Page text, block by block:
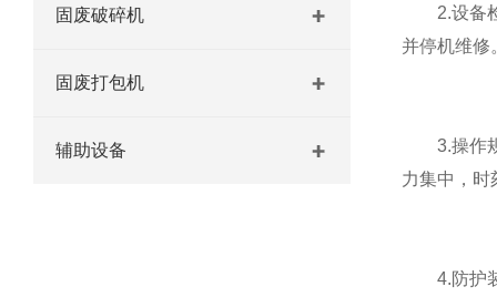
固废破碎机
固废打包机
辅助设备
2.设备检
并停机维修
3.操作规
力集中，时
4.防护装